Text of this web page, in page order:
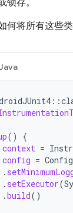
锁存。
何将所有这些类
::
()
{
context =
config =
.
. setExecutor(
.build()